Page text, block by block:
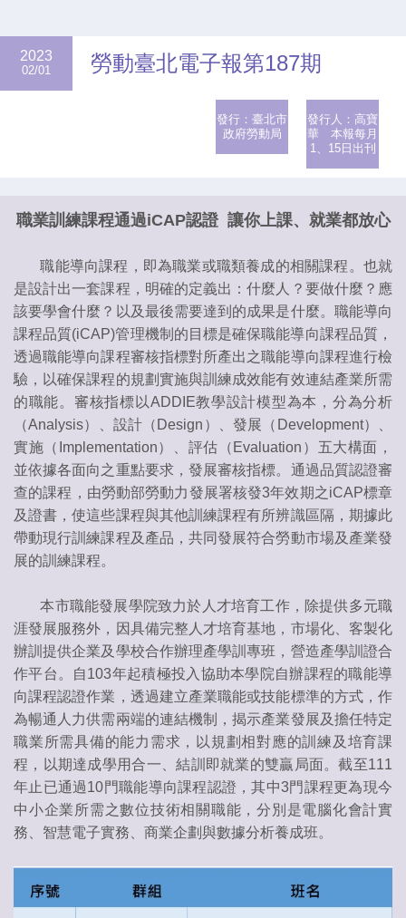
2023
02/01 勞動臺北電子報第187期
發行：臺北市
政府勞動局
發行人：高寶
華 本報每月
1、15日出刊
職業訓練課程通過iCAP認證 讓你上課、就業都放心
職能導向課程，即為職業或職類養成的相關課程。也就
是設計出一套課程，明確的定義出：什麼人？要做什麼？應
該要學會什麼？以及最後需要達到的成果是什麼。職能導向
課程品質(iCAP)管理機制的目標是確保職能導向課程品質，
透過職能導向課程審核指標對所產出之職能導向課程進行檢
驗，以確保課程的規劃實施與訓練成效能有效連結產業所需
的職能。審核指標以ADDIE教學設計模型為本，分為分析
（Analysis）、設計（Design）、發展（Development）、
實施（Implementation）、評估（Evaluation）五大構面，
並依據各面向之重點要求，發展審核指標。通過品質認證審
查的課程，由勞動部勞動力發展署核發3年效期之iCAP標章
及證書，使這些課程與其他訓練課程有所辨識區隔，期據此
帶動現行訓練課程及產品，共同發展符合勞動市場及產業發
展的訓練課程。
本市職能發展學院致力於人才培育工作，除提供多元職
涯發展服務外，因具備完整人才培育基地，市場化、客製化
辦訓提供企業及學校合作辦理產學訓專班，營造產學訓證合
作平台。自103年起積極投入協助本學院自辦課程的職能導
向課程認證作業，透過建立產業職能或技能標準的方式，作
為暢通人力供需兩端的連結機制，揭示產業發展及擔任特定
職業所需具備的能力需求，以規劃相對應的訓練及培育課
程，以期達成學用合一、結訓即就業的雙贏局面。截至111
年止已通過10門職能導向課程認證，其中3門課程更為現今
中小企業所需之數位技術相關職能，分別是電腦化會計實
務、智慧電子實務、商業企劃與數據分析養成班。